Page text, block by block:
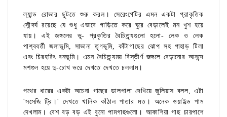
ল্যান্ড রোভার ছুটতে শুরু করল। সেরেংগেটির এমন একটা প্রাকৃতিক
সৌন্দর্য রয়েছে যে শুধু এভাবে গাড়িতে করে ঘুরে বেড়ালেই মন খুশ হয়ে
যায়। এই জঙ্গলের ভূ- প্রকৃতির বৈচিত্র্যগুলো হলো- লেক ও লেক
পাশ্ববর্তী জলাভূমি, সাভানা তৃণভূমি, কাঁটাগাছের ঝোপ সহ পাহাড় টিলা
এবং চিরহরিৎ বনভূমি। এমন বৈচিত্র্যময় বিস্তীর্ণ জঙ্গলে বেড়ানোর আনন্দে
মশগুল হয়ে দু-চোখ ভরে দেখতে দেখতে চললাম।
পথের ধারের একটা অচেনা গাছের ডালপালা দেখিয়ে জুলিয়াস বলল, এটা
'সসেজি ট্রি।' দেখতে খানিক কাঁঠাল পাতার মত। অনেক ওয়াইল্ড পাম
দেখলাম। বেশ বড় বড় এই বুনো পামগাছগুলো। আকাশিয়া গাছ চারপাশে